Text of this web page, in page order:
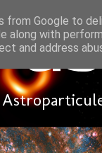
from Google to
along with
and address